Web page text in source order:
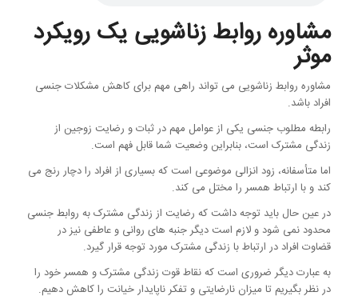
مشاوره روابط زناشویی یک رویکرد
موثر
مشاوره روابط زناشویی می تواند راهی مهم برای کاهش مشکلات جنسی
افراد باشد.
رابطه مطلوب جنسی یکی از عوامل مهم در ثبات و رضایت زوجین از
زندگی مشترک است، بنابراین وضعیت شما قابل فهم است.
اما متأسفانه، زود انزالی موضوعی است که بسیاری از افراد را دچار رنج می
کند و با ارتباط همسر را مختل می کند.
در عین حال باید توجه داشت که رضایت از زندگی مشترک به روابط جنسی
محدود نمی شود و لازم است دیگر جنبه های روانی و عاطفی نیز در
قضاوت افراد در ارتباط با زندگی مشترک مورد توجه قرار گیرد.
به عبارت دیگر ضروری است که نقاط قوت زندگی مشترک و همسر خود را
در نظر بگیریم تا میزان نارضایتی و تفکر ناپایدار خیانت را کاهش دهیم.